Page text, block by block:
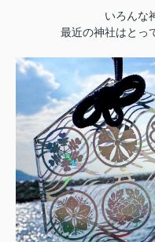
いろんな
最近の神社はとっ